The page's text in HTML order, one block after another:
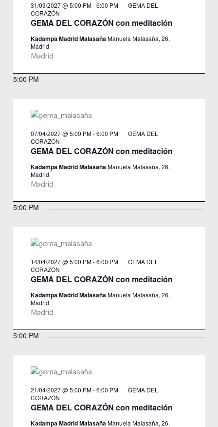
GEMA DEL CORAZÓN con meditación
31/03/2027 @ 5:00 PM-6:00 PM
GEMA DEL
CORAZÓN
Kadampa Madrid MalasañaManuela Malasaña, 26,
Madrid
Madrid
5:00 PM
GEMA DEL CORAZÓN con meditación
07/04/2027 @ 5:00 PM-6:00 PM
GEMA DEL
CORAZÓN
Kadampa Madrid MalasañaManuela Malasaña, 26,
Madrid
Madrid
5:00 PM
GEMA DEL CORAZÓN con meditación
14/04/2027 @ 5:00 PM-6:00 PM
GEMA DEL
CORAZÓN
Kadampa Madrid MalasañaManuela Malasaña, 26,
Madrid
Madrid
5:00 PM
GEMA DEL CORAZÓN con meditación
21/04/2027 @ 5:00 PM-6:00 PM
GEMA DEL
CORAZÓN
Kadampa Madrid MalasañaManuela Malasaña, 26,